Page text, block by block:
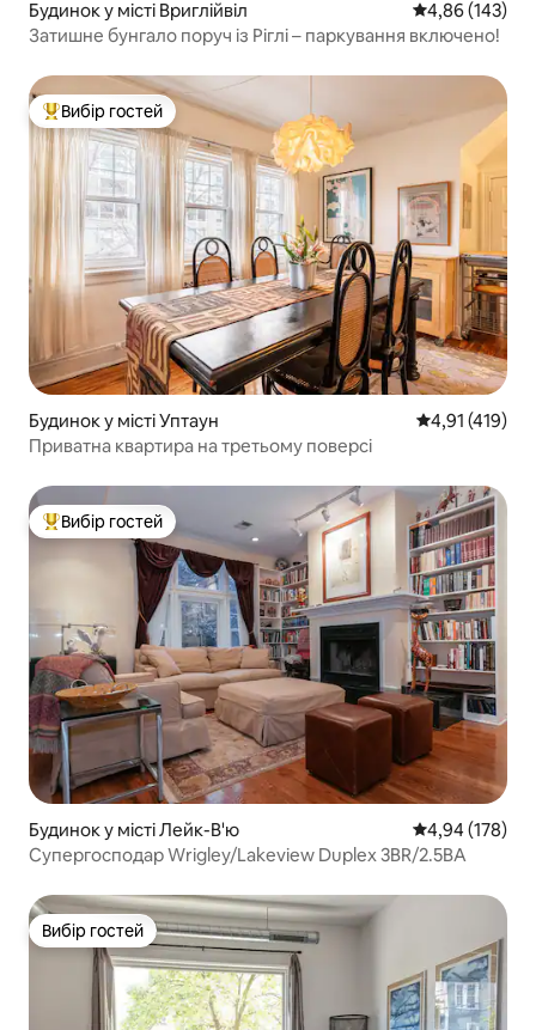
Будинок у місті Вриглійвіл Середня
4,86 (143)
Затишне бунгало поруч із Ріглі – паркування включено!
Топ вибір гостей
Вибір гостей
Будинок у місті Уптаун Середня
4,91 (419)
Приватна квартира на третьому поверсі
Топ вибір гостей
Вибір гостей
Будинок у місті Лейк-В'ю Середня
4,94 (178)
Супергосподар Wrigley/Lakeview Duplex 3BR/2.5BA
Вибір гостей
Вибір гостей